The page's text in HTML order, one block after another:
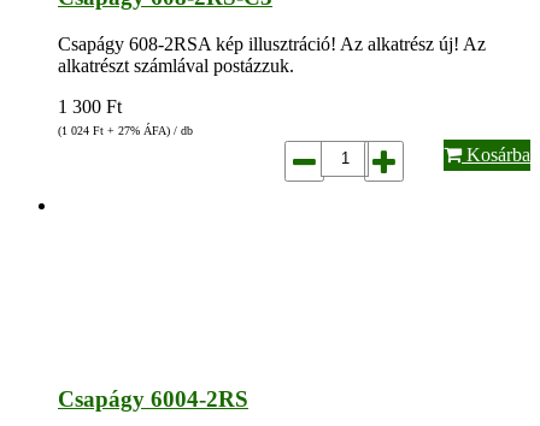
Csapágy 608-2RSA kép illusztráció! Az alkatrész új! Az
alkatrészt számlával postázzuk.
1 300 Ft
(1 024 Ft + 27% ÁFA) / db
Kosárba
Csapágy 6004-2RS